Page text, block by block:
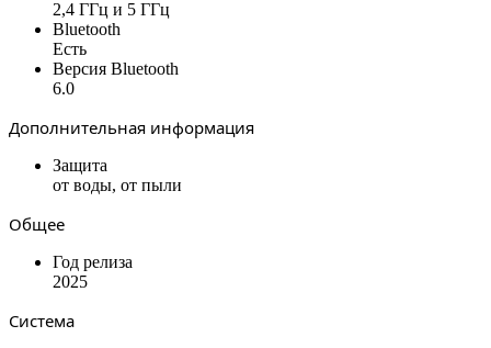
2,4 ГГц и 5 ГГц
Bluetooth
Есть
Версия Bluetooth
6.0
Дополнительная информация
Защита
от воды, от пыли
Общее
Год релиза
2025
Система